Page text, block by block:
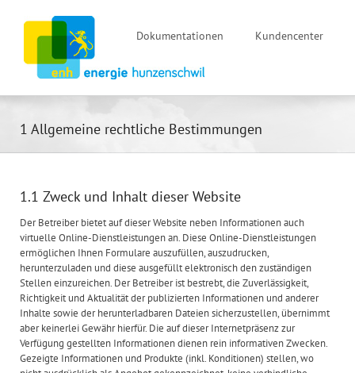
Dokumentationen Kundencenter
1 Allgemeine rechtliche Bestimmungen
1.1 Zweck und Inhalt dieser Website
Der Betreiber bietet auf dieser Website neben Informationen auch
virtuelle Online-Dienstleistungen an. Diese Online-Dienstleistungen
ermöglichen Ihnen Formulare auszufüllen, auszudrucken,
herunterzuladen und diese ausgefüllt elektronisch den zuständigen
Stellen einzureichen. Der Betreiber ist bestrebt, die Zuverlässigkeit,
Richtigkeit und Aktualität der publizierten Informationen und anderer
Inhalte sowie der herunterladbaren Dateien sicherzustellen, übernimmt
aber keinerlei Gewähr hierfür. Die auf dieser Internetpräsenz zur
Verfügung gestellten Informationen dienen rein informativen Zwecken.
Gezeigte Informationen und Produkte (inkl. Konditionen) stellen, wo